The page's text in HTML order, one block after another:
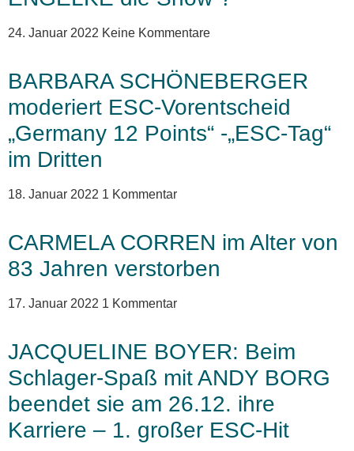
24. Januar 2022 Keine Kommentare
BARBARA SCHÖNEBERGER
moderiert ESC-Vorentscheid
„Germany 12 Points“ -„ESC-Tag“
im Dritten
18. Januar 2022 1 Kommentar
CARMELA CORREN im Alter von
83 Jahren verstorben
17. Januar 2022 1 Kommentar
JACQUELINE BOYER: Beim
Schlager-Spaß mit ANDY BORG
beendet sie am 26.12. ihre
Karriere – 1. großer ESC-Hit